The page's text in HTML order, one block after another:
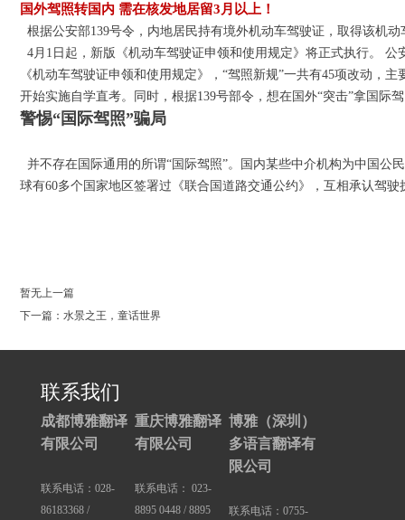
国外驾照转国内 需在核发地居留3月以上！
根据公安部139号令，内地居民持有境外机动车驾驶证，取得该机
4月1日起，新版《机动车驾驶证申领和使用规定》将正式执行。
《机动车驾驶证申领和使用规定》，“驾照新规”一共有45项改动，
开始实施自学直考。同时，根据139号部令，想在国外“突击”拿国际
警惕“国际驾照”骗局
并不存在国际通用的所谓“国际驾照”。国内某些中介机构为中国公
球有60多个国家地区签署过《联合国道路交通公约》，互相承认驾
暂无上一篇
下一篇：水景之王，童话世界
联系我们
成都博雅翻译
有限公司
联系电话：028-
86183368 /
重庆博雅翻译
有限公司
联系电话： 023-
8895 0448 / 8895
博雅（深圳）
多语言翻译有
限公司
联系电话：0755-